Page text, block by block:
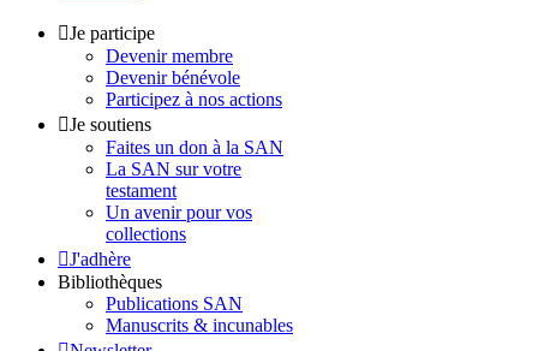
Je participe
Devenir membre
Devenir bénévole
Participez à nos actions
Je soutiens
Faites un don à la SAN
La SAN sur votre
testament
Un avenir pour vos
collections
J'adhère
Bibliothèques
Publications SAN
Manuscrits & incunables